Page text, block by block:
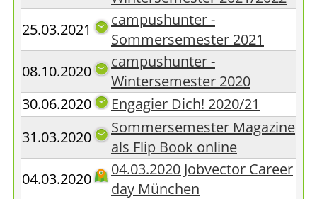
25.03.2021
campushunter -
Sommersemester 2021
08.10.2020
campushunter -
Wintersemester 2020
30.06.2020
Engagier Dich! 2020/21
31.03.2020
Sommersemester Magazine
als Flip Book online
04.03.2020
04.03.2020 Jobvector Career
day München